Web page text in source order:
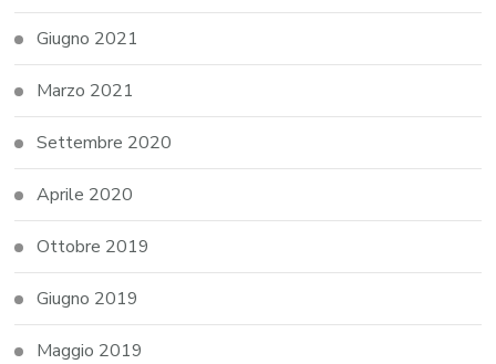
Giugno 2021
Marzo 2021
Settembre 2020
Aprile 2020
Ottobre 2019
Giugno 2019
Maggio 2019